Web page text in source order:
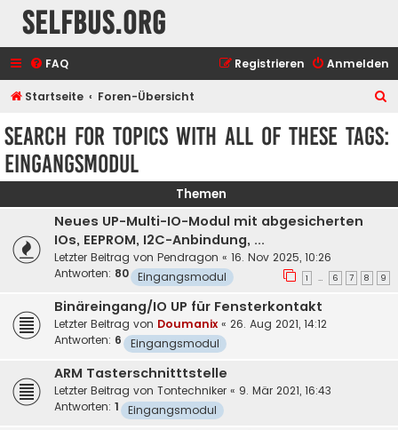
selfbus.org
FAQ Anmelden
Registrieren
Startseite Foren-Übersicht
Search for topics with all of these tags:
Eingangsmodul
Themen
Neues UP-Multi-IO-Modul mit abgesicherten
IOs, EEPROM, I2C-Anbindung, ...
Letzter Beitrag von Pendragon « 16. Nov 2025, 10:26
Antworten: 80 1 … 6 7 8 9
Eingangsmodul
Binäreingang/IO UP für Fensterkontakt
Letzter Beitrag von Doumanix « 26. Aug 2021, 14:12
Antworten: 6 Eingangsmodul
ARM Tasterschnitttstelle
Letzter Beitrag von Tontechniker « 9. Mär 2021, 16:43
Antworten: 1 Eingangsmodul